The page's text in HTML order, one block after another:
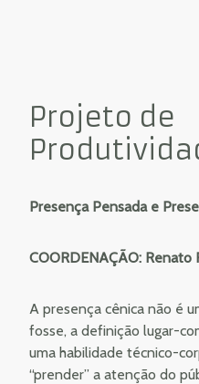
Projeto de
Presença Pensada e
COORDENAÇÃO: Renato
A presença cênica não é
fosse, a definição lugar-
uma habilidade técnico-
“prender” a atenção do